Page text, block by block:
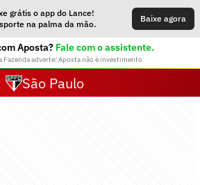
grátis o app do Lance!
na palma da mão.
Baixe agora
Aposta? Fale com o assistente.
Fazenda adverte: Aposta não é investimento
São Paulo